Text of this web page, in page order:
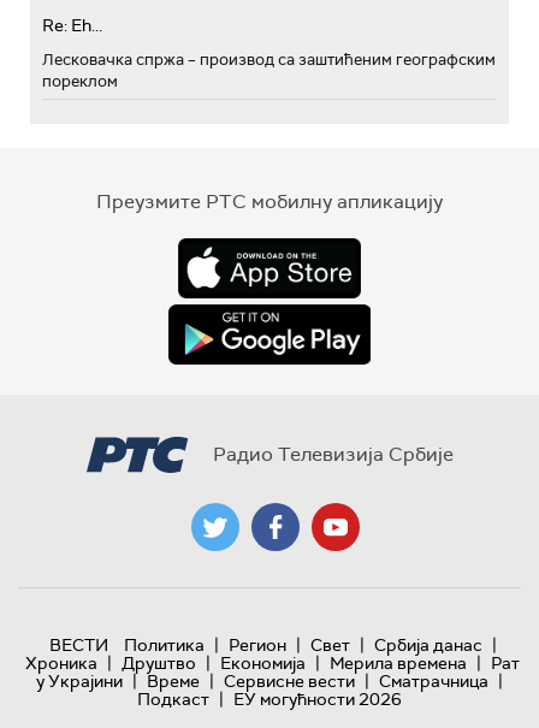
Re: Eh...
Лесковачка спржа – производ са заштићеним географским
пореклом
Преузмите РТС мобилну апликацију
Радио Телевизија Србије
ВЕСТИ Политика | Регион | Свет | Србија данас |
Хроника | Друштво | Економија | Мерила времена | Рат
у Украјини | Време | Сервисне вести | Сматрачница |
Подкаст | ЕУ могућности 2026